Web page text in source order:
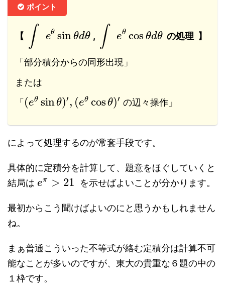
ポイント
【 ∫ eθ sinθdθ , ∫ eθ cos θdθの処理 】
「部分積分からの同形出現」
または
「 (eθ sinθ)′, (eθ cos θ)′ の辺々操作」
によって処理するのが常套手段です。
具体的に定積分を計算して、題意をほぐしていくと
結局は eπ > 21 を示せばよいことが分かります。
最初からこう聞けばよいのにと思うかもしれません
ね。
まぁ普通こういった不等式が絡む定積分は計算不可
能なことが多いのですが、東大の貴重な６題の中の
１枠です。